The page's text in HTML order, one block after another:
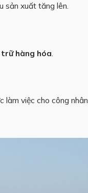
sản xuất tăng lên.
trữ hàng hóa
việc cho công nhân.